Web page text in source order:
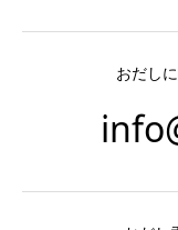
おだし